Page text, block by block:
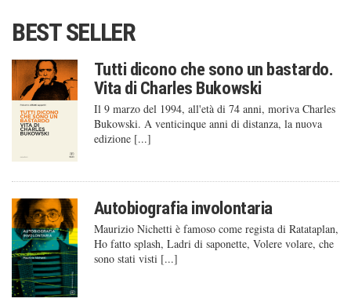
BEST SELLER
Tutti dicono che sono un bastardo.
Vita di Charles Bukowski
Il 9 marzo del 1994, all'età di 74 anni, moriva Charles
Bukowski. A venticinque anni di distanza, la nuova
edizione [...]
Autobiografia involontaria
Maurizio Nichetti è famoso come regista di Ratataplan,
Ho fatto splash, Ladri di saponette, Volere volare, che
sono stati visti [...]